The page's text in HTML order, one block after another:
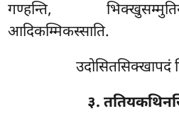
गण्हन्ति,
आदिकम्मिकस्साति.
उदोसितसिक्खापदं
३.